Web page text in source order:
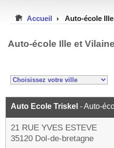
Accueil Auto-école
Auto-école Ille et
Auto Ecole Triskel - Auto-
21 RUE YVES ESTEVE
35120 Dol-de-bretagne